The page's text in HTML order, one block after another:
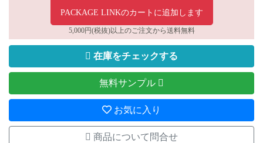
PACKAGE LINKのカートに追加します
5,000円(税抜)以上のご注文から送料無料
在庫をチェックする
無料サンプル
お気に入り
商品について問合せ